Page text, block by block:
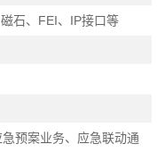
石、FEI、IP接口等
预案业务、应急联动通